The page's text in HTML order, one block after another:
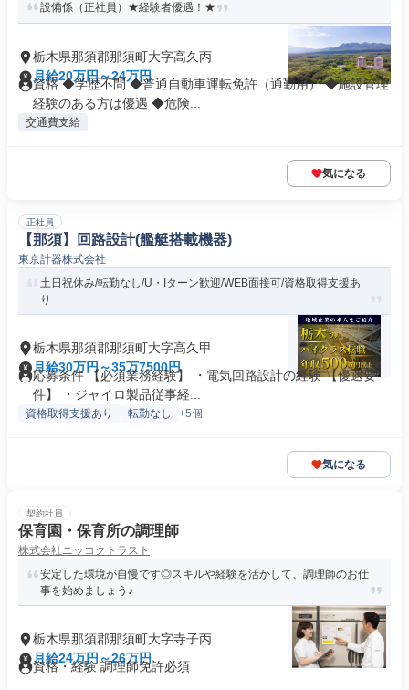
設備係（正社員）★経験者優遇！★
栃木県那須郡那須町大字高久丙
月給20万円～24万円
資格 ◆学歴不問 ◆普通自動車運転免許（通勤用） ◆施設管理
経験のある方は優遇 ◆危険...
交通費支給
気になる
正社員
【那須】回路設計(艦艇搭載機器)
東京計器株式会社
土日祝休み/転勤なし/U・Iターン歓迎/WEB面接可/資格取得支援あ
り
栃木県那須郡那須町大字高久甲
月給30万円～35万7500円
応募条件 【必須業務経験】 ・電気回路設計の経験 【優遇要
件】 ・ジャイロ製品従事経...
資格取得支援あり 転勤なし +5個
気になる
契約社員
保育園・保育所の調理師
株式会社ニッコクトラスト
安定した環境が自慢です◎スキルや経験を活かして、調理師のお仕
事を始めましょう♪
栃木県那須郡那須町大字寺子丙
月給24万円～26万円
資格・経験 調理師免許必須